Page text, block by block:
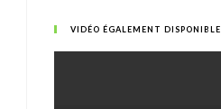
VIDÉO ÉGALEMENT DISPONIBLE